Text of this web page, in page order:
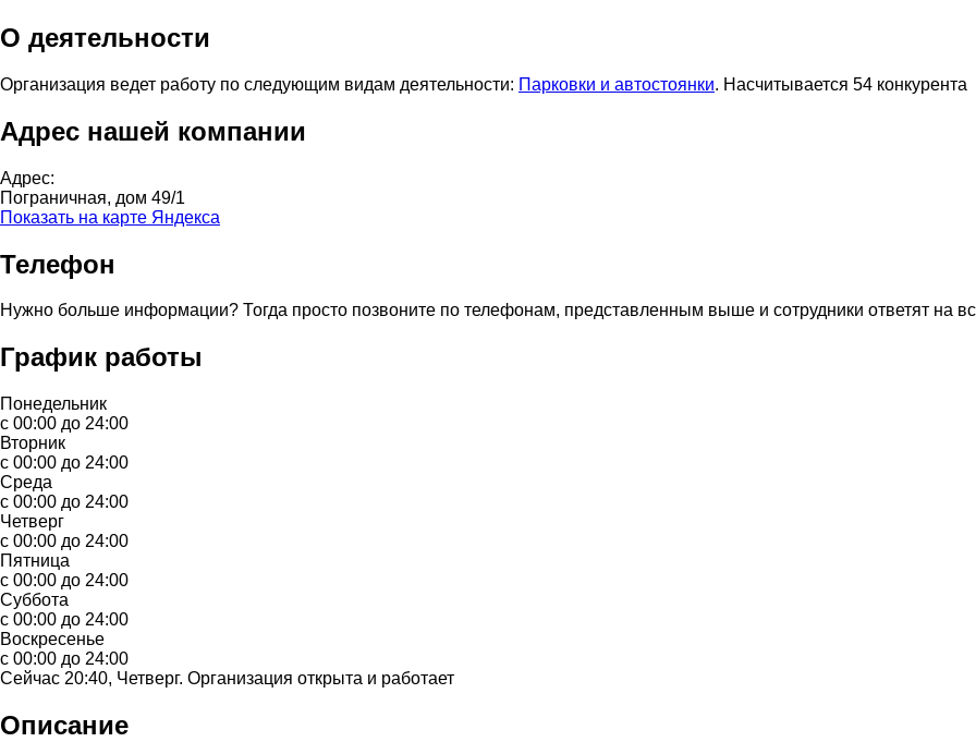
О деятельности
Организация ведет работу по следующим видам деятельности: Парковки и автостоянки. Насчитывается 54 конкурента
Адрес нашей компании
Адрес:
Пограничная, дом 49/1
Показать на карте Яндекса
Телефон
Нужно больше информации? Тогда просто позвоните по телефонам, представленным выше и сотрудники ответят на
График работы
Понедельник
с 00:00 до 24:00
Вторник
с 00:00 до 24:00
Среда
с 00:00 до 24:00
Четверг
с 00:00 до 24:00
Пятница
с 00:00 до 24:00
Суббота
с 00:00 до 24:00
Воскресенье
с 00:00 до 24:00
Сейчас 20:40, Четверг. Организация открыта и работает
Описание